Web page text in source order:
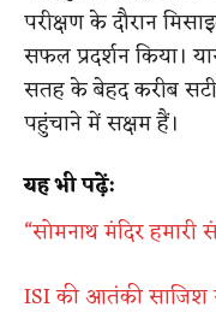
परीक्षण के दौरान
सफल प्रदर्शन किया।
सतह के बेहद करीब
पहुंचाने में सक्षम हैं।
यह भी पढ़ें:
“सोमनाथ मंदिर
ISI की आतंकी साजिश